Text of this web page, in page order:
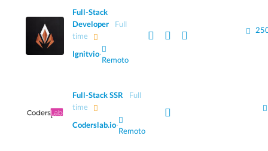
Full-Stack
Developer
Full
time
Ignitvio·
Remoto
Full-Stack SSR
Full
time
Coderslab.io·
Remoto